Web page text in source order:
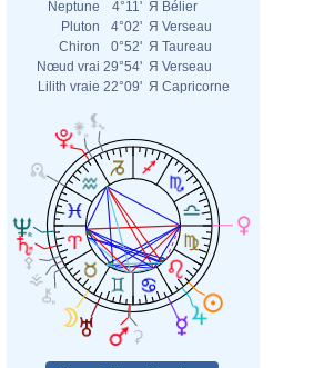
Neptune
4°11' Я Bélier
Pluton
4°02' Я Verseau
Chiron
0°52' Я Taureau
Nœud vrai 29°54' Я Verseau
Lilith vraie 22°09' Я Capricorne